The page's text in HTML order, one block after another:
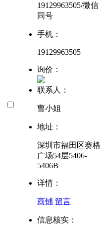
19129963505/微信
同号
手机：
19129963505
询价：
联系人：
曹小姐
地址：
深圳市福田区赛格
广场54层5406-
5406B
详情：
商铺 留言
信息核实：